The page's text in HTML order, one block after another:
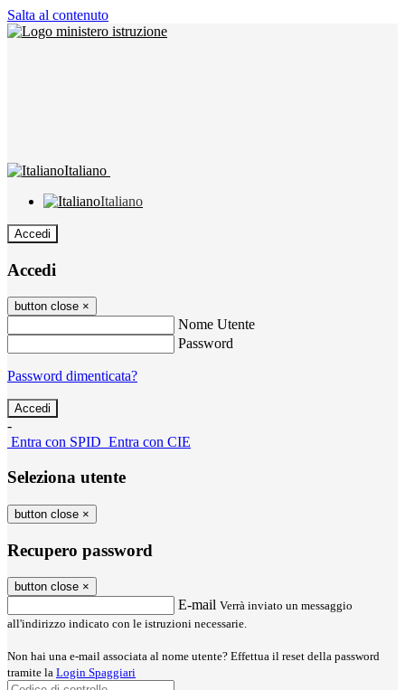
Salta al contenuto
Italiano
Italiano
Accedi
Accedi
button close ×
Nome Utente
Password
Password dimenticata?
-
Entra con SPID Entra con CIE
Seleziona utente
button close ×
Recupero password
button close ×
E-mail Verrà inviato un messaggio
all'indirizzo indicato con le istruzioni necessarie.
Non hai una e-mail associata al nome utente? Effettua il reset della password
tramite la Login Spaggiari